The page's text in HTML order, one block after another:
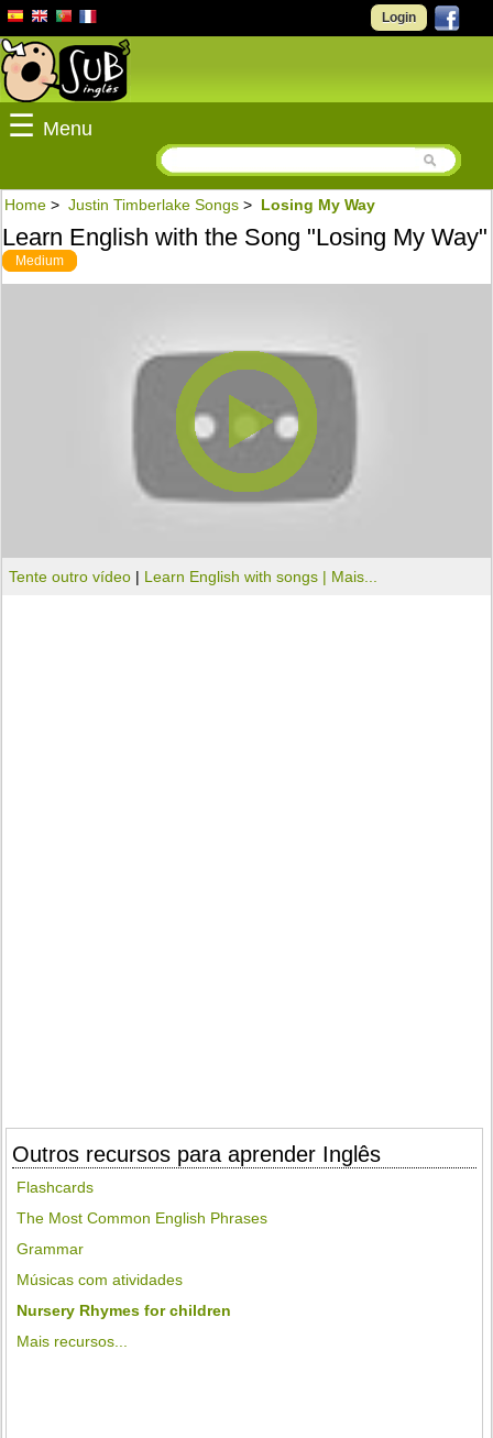
Login
☰ Menu
Home > Justin Timberlake Songs > Losing My Way
Learn English with the Song "Losing My Way"
Medium
Tente outro vídeo | Learn English with songs | Mais...
Outros recursos para aprender Inglês
Flashcards
The Most Common English Phrases
Grammar
Músicas com atividades
Nursery Rhymes for children
Mais recursos...